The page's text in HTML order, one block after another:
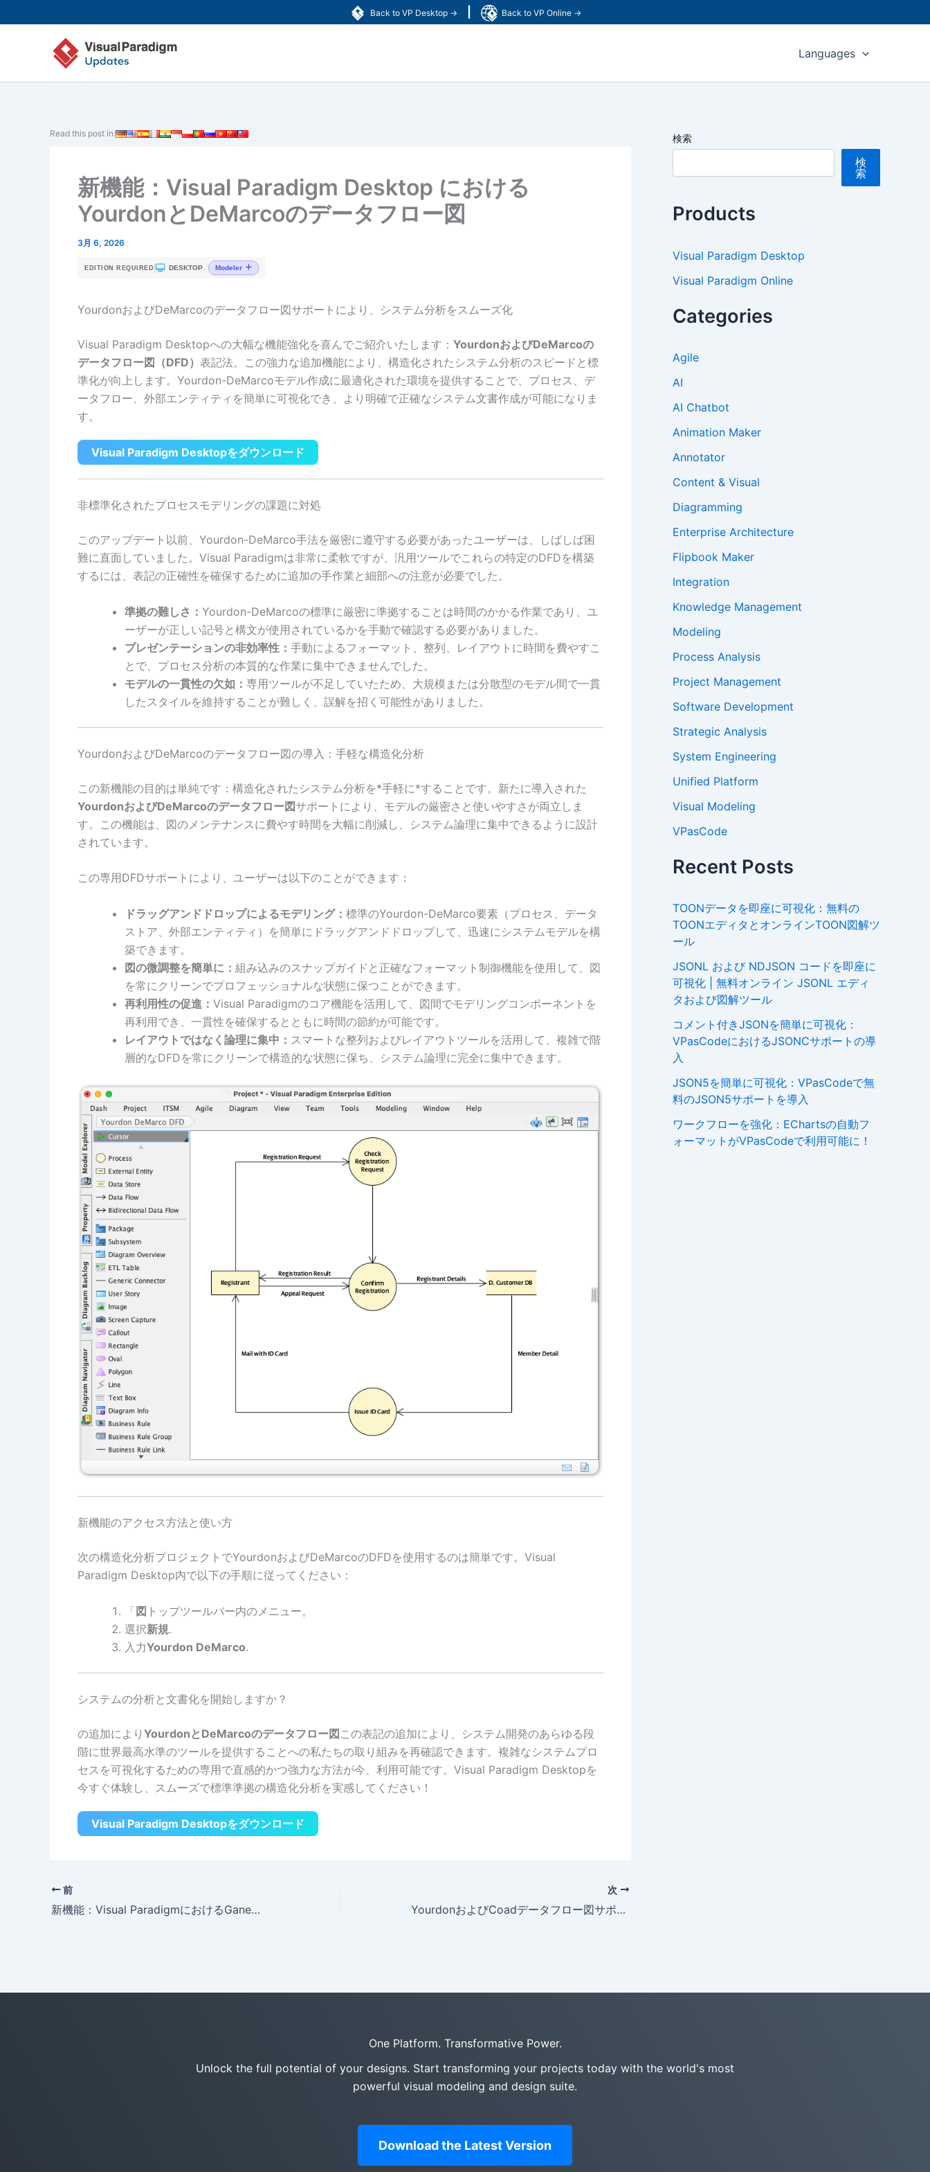
Back to VP Desktop → Back to VP Online →
容
キ
Languages
Read this post in:
新機能：Visual Paradigm Desktop における
YourdonとDeMarcoのデータフロー図
3月 6, 2026
EDITION REQUIRED DESKTOP Modeler
YourdonおよびDeMarcoのデータフロー図サポートにより、システム分析をスムーズ化
Visual Paradigm Desktopへの大幅な機能強化を喜んでご紹介いたします： YourdonおよびDeMarcoの
データフロー図（DFD） 表記法。この強力な追加機能により、構造化されたシステム分析のスピードと標
準化が向上します。Yourdon-DeMarcoモデル作成に最適化された環境を提供することで、プロセス、デ
ータフロー、外部エンティティを簡単に可視化でき、より明確で正確なシステム文書作成が可能になりま
す。
Visual Paradigm Desktopをダウンロード
非標準化されたプロセスモデリングの課題に対処
このアップデート以前、Yourdon-DeMarco手法を厳密に遵守する必要があったユーザーは、しばしば困
難に直面していました。Visual Paradigmは非常に柔軟ですが、汎用ツールでこれらの特定のDFDを構築
するには、表記の正確性を確保するために追加の手作業と細部への注意が必要でした。
準拠の難しさ： Yourdon-DeMarcoの標準に厳密に準拠することは時間のかかる作業であり、ユ
ーザーが正しい記号と構文が使用されているかを手動で確認する必要がありました。
プレゼンテーションの非効率性： 手動によるフォーマット、整列、レイアウトに時間を費やすこ
とで、プロセス分析の本質的な作業に集中できませんでした。
モデルの一貫性の欠如： 専用ツールが不足していたため、大規模または分散型のモデル間で一貫
したスタイルを維持することが難しく、誤解を招く可能性がありました。
YourdonおよびDeMarcoのデータフロー図の導入：手軽な構造化分析
この新機能の目的は単純です：構造化されたシステム分析を*手軽に*することです。新たに導入された
YourdonおよびDeMarcoのデータフロー図サポートにより、モデルの厳密さと使いやすさが両立しま
す。この機能は、図のメンテナンスに費やす時間を大幅に削減し、システム論理に集中できるように設計
されています。
この専用DFDサポートにより、ユーザーは以下のことができます：
ドラッグアンドドロップによるモデリング： 標準のYourdon-DeMarco要素（プロセス、データ
ストア、外部エンティティ）を簡単にドラッグアンドドロップして、迅速にシステムモデルを構
築できます。
図の微調整を簡単に： 組み込みのスナップガイドと正確なフォーマット制御機能を使用して、図
を常にクリーンでプロフェッショナルな状態に保つことができます。
再利用性の促進： Visual Paradigmのコア機能を活用して、図間でモデリングコンポーネントを
再利用でき、一貫性を確保するとともに時間の節約が可能です。
レイアウトではなく論理に集中： スマートな整列およびレイアウトツールを活用して、複雑で階
層的なDFDを常にクリーンで構造的な状態に保ち、システム論理に完全に集中できます。
新機能のアクセス方法と使い方
次の構造化分析プロジェクトでYourdonおよびDeMarcoのDFDを使用するのは簡単です。Visual
Paradigm Desktop内で以下の手順に従ってください：
「図 トップツールバー内のメニュー。
選択新規.
入力Yourdon DeMarco.
システムの分析と文書化を開始しますか？
の追加により YourdonとDeMarcoのデータフロー図この表記の追加により、システム開発のあらゆる段
階に世界最高水準のツールを提供することへの私たちの取り組みを再確認できます。複雑なシステムプロ
セスを可視化するための専用で直感的かつ強力な方法が今、利用可能です。Visual Paradigm Desktopを
今すぐ体験し、スムーズで標準準拠の構造化分析を実感してください！
Visual Paradigm Desktopをダウンロード
前
新機能：Visual ParadigmにおけるGaneとSarsonのデータフローダイアグラム
次
YourdonおよびCoadデータフロー図サポートによるシステムの可視化
検索
検
索
Products
Visual Paradigm Desktop
Visual Paradigm Online
Categories
Agile
AI
AI Chatbot
Animation Maker
Annotator
Content & Visual
Diagramming
Enterprise Architecture
Flipbook Maker
Integration
Knowledge Management
Modeling
Process Analysis
Project Management
Software Development
Strategic Analysis
System Engineering
Unified Platform
Visual Modeling
VPasCode
Recent Posts
TOONデータを即座に可視化：無料の
TOONエディタとオンラインTOON図解ツ
ール
JSONL および NDJSON コードを即座に
可視化 | 無料オンライン JSONL エディ
タおよび図解ツール
コメント付きJSONを簡単に可視化：
VPasCodeにおけるJSONCサポートの導
入
JSON5を簡単に可視化：VPasCodeで無
料のJSON5サポートを導入
ワークフローを強化：EChartsの自動フ
ォーマットがVPasCodeで利用可能に！
One Platform. Transformative Power.
Unlock the full potential of your designs. Start transforming your projects today with the world's most
powerful visual modeling and design suite.
Download the Latest Version